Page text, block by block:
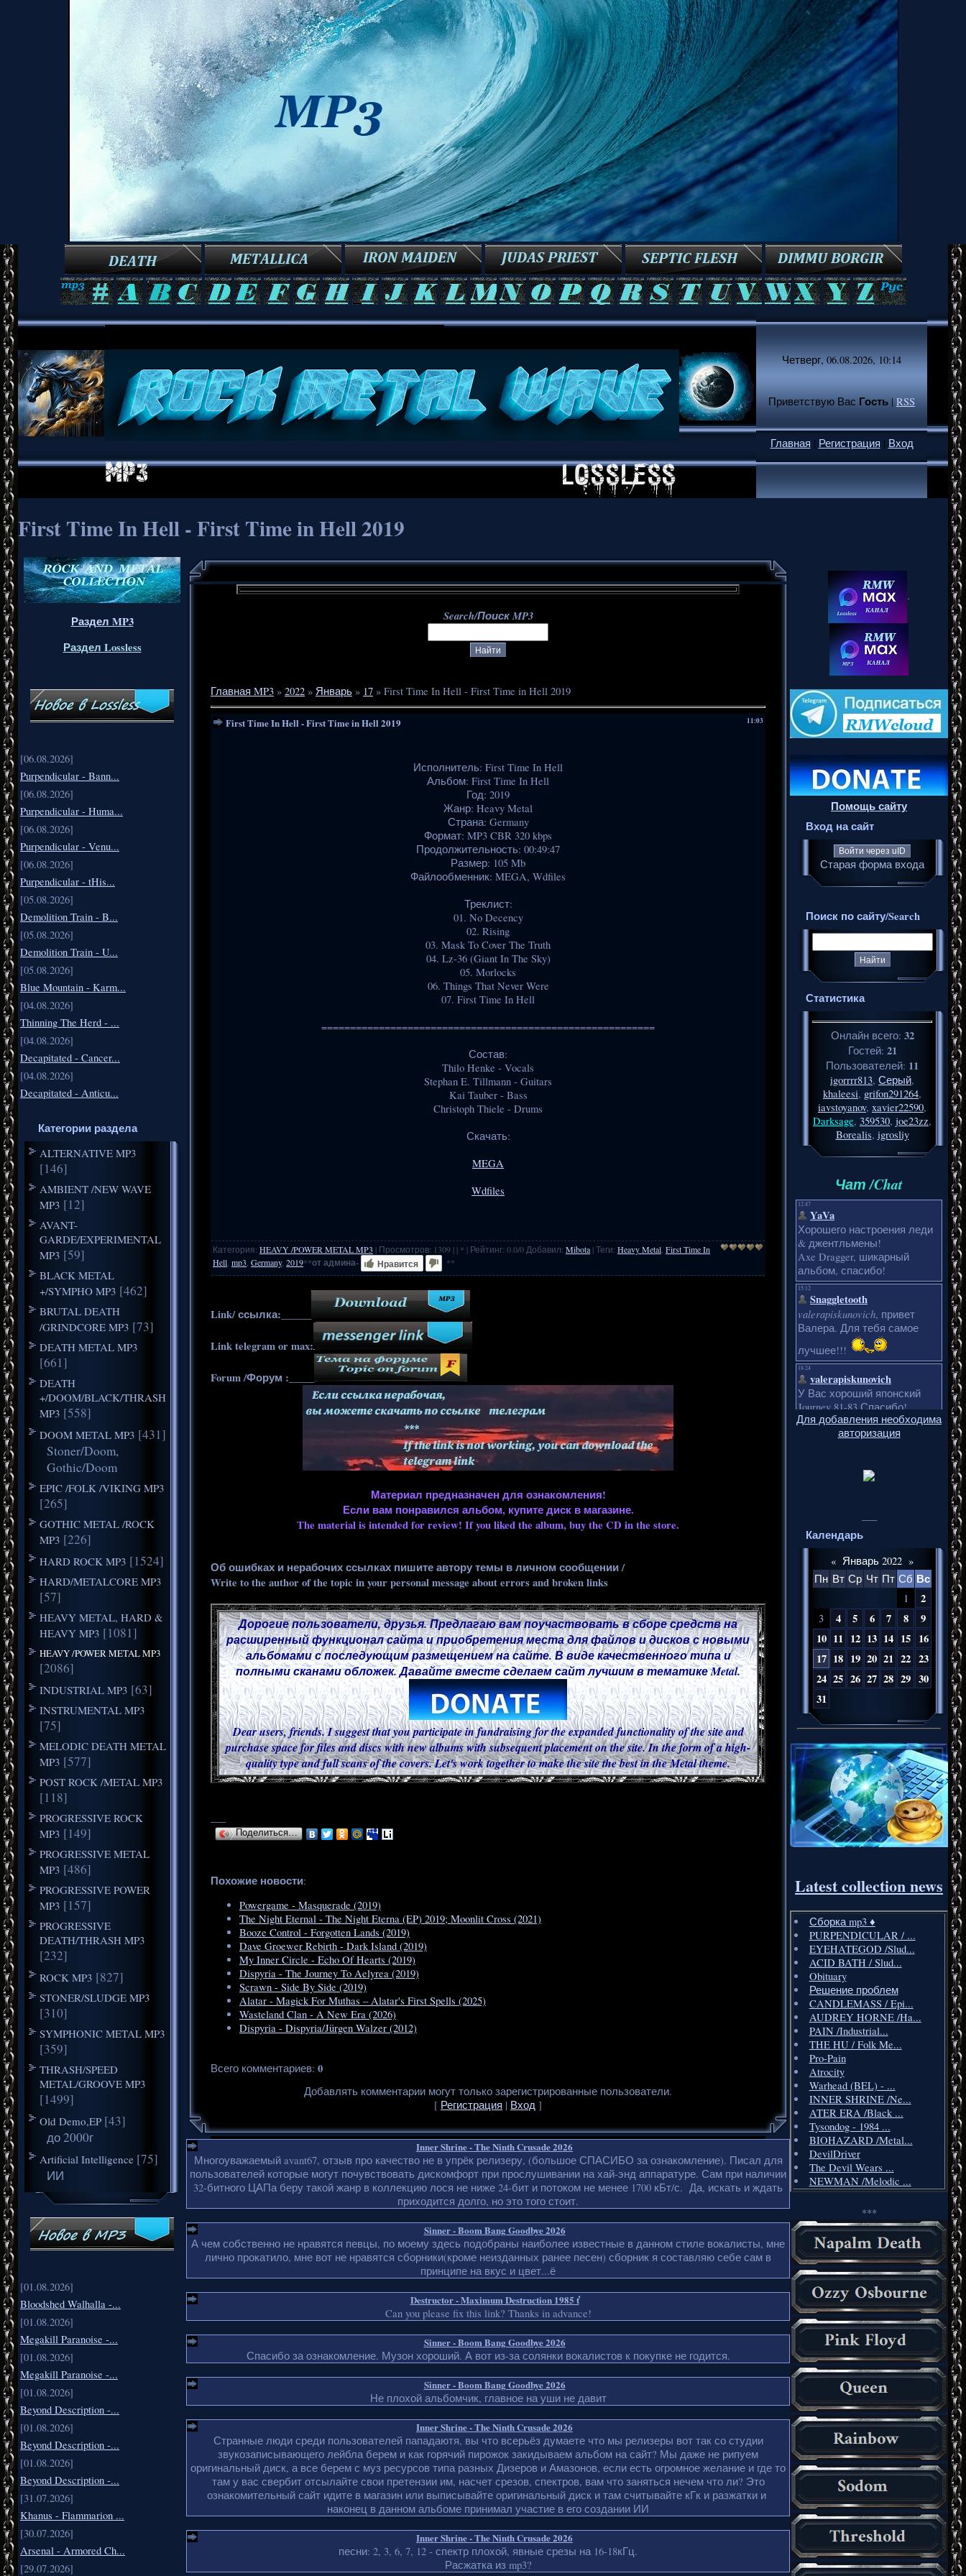
Четверг, 06.08.2026, 10:14
Приветствую Вас Гость|RSS
Главная | Регистрация | Вход
First Time In Hell - First Time in Hell 2019
Раздел MP3
Раздел Lossless
[06.08.2026]
Purpendicular - Bann...
[06.08.2026]
Purpendicular - Huma...
[06.08.2026]
Purpendicular - Venu...
[06.08.2026]
Purpendicular - tHis...
[05.08.2026]
Demolition Train - B...
[05.08.2026]
Demolition Train - U...
[05.08.2026]
Blue Mountain - Karm...
[04.08.2026]
Thinning The Herd - ...
[04.08.2026]
Decapitated - Cancer...
[04.08.2026]
Decapitated - Anticu...
Категории раздела
ALTERNATIVE MP3
[146]
AMBIENT /NEW WAVE
MP3 [12]
AVANT-
GARDE/EXPERIMENTAL
MP3 [59]
BLACK METAL
+/SYMPHO MP3 [462]
BRUTAL DEATH
/GRINDCORE MP3 [73]
DEATH METAL MP3
[661]
DEATH
+/DOOM/BLACK/THRASH
MP3 [558]
DOOM METAL MP3 [431]
Stoner/Doom,
Gothic/Doom
EPIC /FOLK /VIKING MP3
[265]
GOTHIC METAL /ROCK
MP3 [226]
HARD ROCK MP3 [1524]
HARD/METALCORE MP3
[57]
HEAVY METAL, HARD &
HEAVY MP3 [1081]
HEAVY /POWER METAL MP3
[2086]
INDUSTRIAL MP3 [63]
INSTRUMENTAL MP3
[75]
MELODIC DEATH METAL
MP3 [577]
POST ROCK /METAL MP3
[118]
PROGRESSIVE ROCK
MP3 [149]
PROGRESSIVE METAL
MP3 [486]
PROGRESSIVE POWER
MP3 [157]
PROGRESSIVE
DEATH/THRASH MP3
[232]
ROCK MP3 [827]
STONER/SLUDGE MP3
[310]
SYMPHONIC METAL MP3
[359]
THRASH/SPEED
METAL/GROOVE MP3
[1499]
Old Demo,EP [43]
до 2000г
Artificial Intelligence [75]
ИИ
[01.08.2026]
Bloodshed Walhalla -...
[01.08.2026]
Megakill Paranoise -...
[01.08.2026]
Megakill Paranoise -...
[01.08.2026]
Beyond Description -...
[01.08.2026]
Beyond Description -...
[01.08.2026]
Beyond Description -...
[31.07.2026]
Khanus - Flammarion ...
[30.07.2026]
Arsenal - Armored Ch...
[29.07.2026]
Search/Поиск MP3
Главная MP3 » 2022 » Январь » 17 » First Time In Hell - First Time in Hell 2019
11:03
First Time In Hell - First Time in Hell 2019
Исполнитель: First Time In Hell
Альбом: First Time In Hell
Год: 2019
Жанр: Heavy Metal
Страна: Germany
Формат: MP3 CBR 320 kbps
Продолжительность: 00:49:47
Размер: 105 Mb
Файлообменник: MEGA, Wdfiles
Треклист:
01. No Decency
02. Rising
03. Mask To Cover The Truth
04. Lz-36 (Giant In The Sky)
05. Morlocks
06. Things That Never Were
07. First Time In Hell
==========================================================
Состав:
Thilo Henke - Vocals
Stephan E. Tillmann - Guitars
Kai Tauber - Bass
Christoph Thiele - Drums
Скачать:
MEGA
Wdfiles
Категория: HEAVY /POWER METAL MP3 | Просмотров: 1309 | | * | Рейтинг: 0.0/0 Добавил: Mibota |Теги: Heavy Metal First Time In
Hell mp3 Germany, 2019**от админа- Нравится **
Link/ ссылка:______
Link telegram or max:
Forum /Форум :_____
Материал предназначен для ознакомления!
Если вам понравился альбом, купите диск в магазине.
The material is intended for review! If you liked the album, buy the CD in the store.
Об ошибках и нерабочих ссылках пишите автору темы в личном сообщении /
Write to the author of the topic in your personal message about errors and broken links
Дорогие пользователи, друзья. Предлагаю вам поучаствовать в сборе средств на
расширенный функционал сайта и приобретения места для файлов и дисков с новыми
альбомами с последующим размещением на сайте. В виде качественного типа и
полными сканами обложек. Давайте вместе сделаем сайт лучшим в тематике Metal.
Dear users, friends. I suggest that you participate in fundraising for the expanded functionality of the site and
purchase space for files and discs with new albums with subsequent placement on the site. In the form of a high-
quality type and full scans of the covers. Let's work together to make the site the best in the Metal theme.
Поделиться…
Похожие новости:
Powergame - Masquerade (2019)
The Night Eternal - The Night Eterna (EP) 2019; Moonlit Cross (2021)
Booze Control - Forgotten Lands (2019)
Dave Groewer Rebirth - Dark Island (2019)
My Inner Circle - Echo Of Hearts (2019)
Dispyria - The Journey To Aelyrea (2019)
Scrawn - Side By Side (2019)
Alatar - Magick For Muthas – Alatar's First Spells (2025)
Wasteland Clan - A New Era (2026)
Dispyria - Dispyria/Jürgen Walzer (2012)
Всего комментариев: 0
Добавлять комментарии могут только зарегистрированные пользователи.
[ Регистрация | Вход ]
Inner Shrine - The Ninth Crusade 2026
Многоуважаемый avant67, отзыв про качество не в упрёк релизеру, (большое СПАСИБО за ознакомление). Писал для
пользователей которые могут почувствовать дискомфорт при прослушивании на хай-энд аппаратуре. Сам при наличии
32-битного ЦАПа беру такой жанр в коллекцию лося не ниже 24-бит и потоком не менее 1700 кБт/с. Да, искать и ждать
приходится долго, но это того стоит.
Sinner - Boom Bang Goodbye 2026
А чем собственно не нравятся певцы, по моему здесь подобраны наиболее известные в данном стиле вокалисты, мне
лично прокатило, мне вот не нравятся сборники(кроме неизданных ранее песен) сборник я составляю себе сам в
принципе на вкус и цвет...ё
Destructor - Maximum Destruction 1985 ť
Can you please fix this link? Thanks in advance!
Sinner - Boom Bang Goodbye 2026
Спасибо за ознакомление. Музон хороший. А вот из-за солянки вокалистов к покупке не годится.
Sinner - Boom Bang Goodbye 2026
Не плохой альбомчик, главное на уши не давит
Inner Shrine - The Ninth Crusade 2026
Странные люди среди пользователей пападаютя, вы что всерьёз думаете что мы релизеры вот так со студии
звукозаписывающего лейбла берем и как горячий пирожок закидываем альбом на сайт? Мы даже не рипуем
оригинальный диск, а все берем с муз ресурсов типа разных Дизеров и Амазонов, если есть огромное желание и где то
там у вас свербит отсылайте свои претензии им, насчет срезов, спектров, вам что заняться нечем что ли? Это
ознакомительный сайт идите в магазин или выписывайте оригинальный диск и там считывайте кГк и разжатки и
наконец в данном альбоме принимал участие в его создании ИИ
Inner Shrine - The Ninth Crusade 2026
песни: 2, 3, 6, 7, 12 - спектр плохой, явные срезы на 16-18кГц.
Расжатка из mp3?
.
Помощь сайту
Вход на сайт
Войти через uID
Старая форма входа
Поиск по сайту/Search
Статистика
Онлайн всего: 32
Гостей: 21
Пользователей: 11
igorrrr813, Серый,
khaleesi, grifon291264,
iavstoyanov, xavier22590,
Darksage, 359530, joe23zz,
Borealis, igrosliy
Чат /Chat
Для добавления необходима
авторизация
Календарь
« Январь 2022 »
Пн Вт Ср Чт Пт Сб Вс
1 2
3 4 5 6 7 8
9
10 11 12 13 14 15 16
17 18 19 20 21 22 23
24 25 26 27 28 29 30
31
Latest collection news
Сборка mp3 ♦️
PURPENDICULAR / ...
EYEHATEGOD /Slud...
ACID BATH / Slud...
Obituary
Решение проблем
CANDLEMASS / Epi...
AUDREY HORNE /Ha...
PAIN /Industrial...
THE HU / Folk Me...
Pro-Pain
Atrocity
Warhead (BEL) - ...
INNER SHRINE /Ne...
ATER ERA /Black ...
Tysondog - 1984 ...
BIOHAZARD /Metal...
DevilDriver
The Devil Wears ...
NEWMAN /Melodic ...
***